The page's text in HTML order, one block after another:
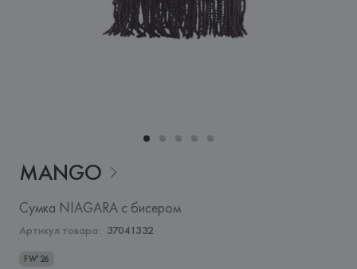
MANGO
Сумка NIAGARA с бисером
Артикул товара: 37041332
FW'26